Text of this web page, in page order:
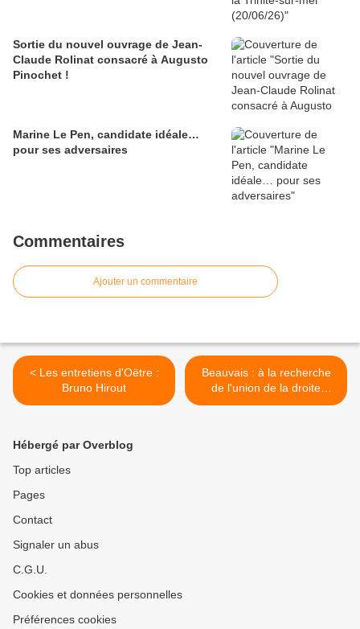
Sortie du nouvel ouvrage de Jean-
Claude Rolinat consacré à Augusto
Pinochet !
Marine Le Pen, candidate idéale…
pour ses adversaires
Commentaires
Ajouter un commentaire
< Les entretiens d'Oëtre :
Bruno Hirout
Beauvais : à la recherche
de l'union de la droite
nationale pour les
Hébergé par Overblog
Top articles
Pages
Contact
Signaler un abus
C.G.U.
Cookies et données personnelles
Préférences cookies